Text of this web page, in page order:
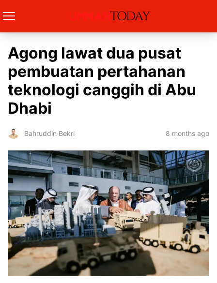
Agong lawat dua pusat
pembuatan pertahanan
teknologi canggih di Abu
Dhabi
Bahruddin Bekri 8 months ago